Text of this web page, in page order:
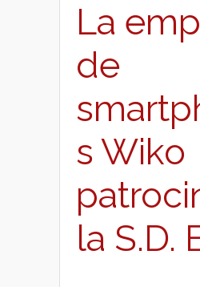
La
de
s Wiko
la S.D.